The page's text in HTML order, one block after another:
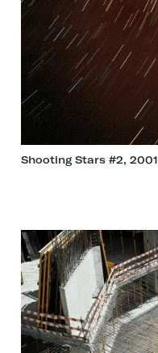
Shooting Stars #2, 2001